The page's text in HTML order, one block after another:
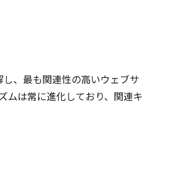
、最も関連性の高いウェブサ
ムは常に進化しており、関連キ